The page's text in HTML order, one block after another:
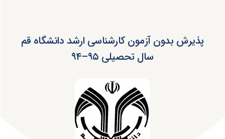
پذیرش بدون آزمون کارشناسی ارشد دانشگاه قم
سال تحصیلی ۹۵–۹۴